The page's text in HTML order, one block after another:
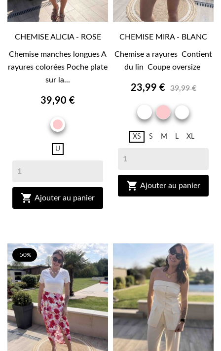
CHEMISE ALICIA - ROSE
Chemise manches longues A
rayures colorées Poche plate
sur la...
39,90 €
ROSE
U
 Ajouter au panier
CHEMISE MIRA - BLANC
Chemise a rayures Contient
du lin Coupe oversize
23,99 € 39,99 €
BLANCROSE
XS S M L XL
 Ajouter au panier
-50%